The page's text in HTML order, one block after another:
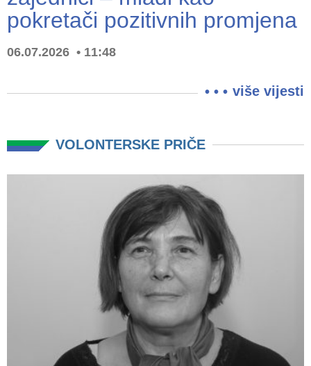
pokretači pozitivnih promjena
06.07.2026 11:48
više vijesti
VOLONTERSKE PRIČE